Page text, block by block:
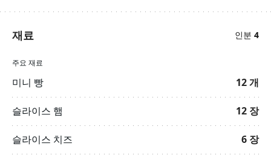
재료 인분 4
주요 재료
미니 빵 12개
슬라이스 햄 12 장
슬라이스 치즈 6 장